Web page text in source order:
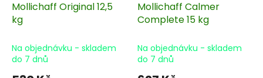
Mollichaff Original 12,5
kg
Na objednávku - skladem
do 7 dnů
Mollichaff Calmer
Complete 15 kg
Na objednávku - skladem
do 7 dnů